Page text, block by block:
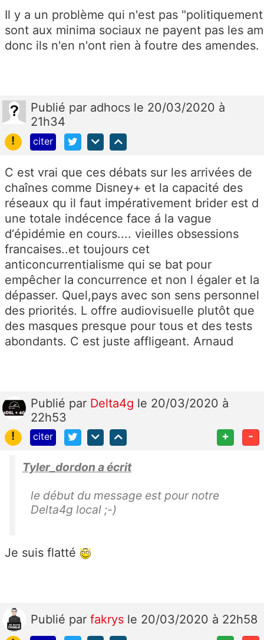
Il y a un problème qui n'est pas
sont aux minima sociaux ne payent pas les
donc ils n'en n'ont rien à foutre des amendes.
Publié par adhocs le 20/03/2020 à
21h34
!
citer
C est vrai que ces débats sur les arrivées de
chaînes comme Disney+ et la capacité des
réseaux qu il faut impérativement brider est d
une totale indécence face á la vague
d‘épidémie en cours.... vieilles obsessions
francaises..et toujours cet
anticoncurrentialisme qui se bat pour
empêcher la concurrence et non l égaler et la
dépasser. Quel,pays avec son sens personnel
des priorités. L offre audiovisuelle plutôt que
des masques presque pour tous et des tests
abondants. C est juste affligeant. Arnaud
Publié par Delta4g le 20/03/2020 à
22h53
!
citer + -
Tyler_dordon a écrit
le début du message est pour notre
Delta4g local ;-)
Je suis flatté
Publié par fakrys le 20/03/2020 à 22h58